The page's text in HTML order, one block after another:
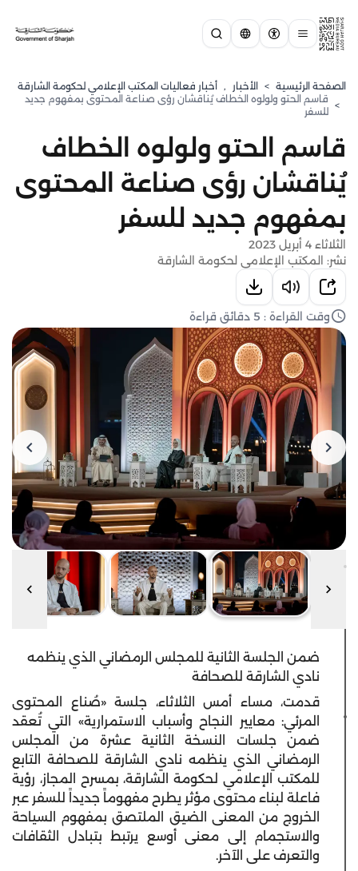
الصفحة الرئيسية > الأخبار , أخبار فعاليات المكتب الإعلامي لحكومة الشارقة
>
قاسم الحتو ولولوه الخطاف يُناقشان رؤى صناعة المحتوى بمفهوم جديد
للسفر
قاسم الحتو ولولوه الخطاف
يُناقشان رؤى صناعة المحتوى
بمفهوم جديد للسفر
الثلاثاء 4 أبريل 2023
نشر: المكتب الإعلامي لحكومة الشارقة
وقت القراءة : 5 دقائق قراءة
ضمن الجلسة الثانية للمجلس الرمضاني الذي ينظمه
نادي الشارقة للصحافة
قدمت، مساء أمس الثلاثاء، جلسة «صُناع المحتوى
المرئي: معايير النجاح وأسباب الاستمرارية» التي تُعقد
ضمن جلسات النسخة الثانية عشرة من المجلس
الرمضاني الذي ينظمه نادي الشارقة للصحافة التابع
للمكتب الإعلامي لحكومة الشارقة، بمسرح المجاز، رؤية
فاعلة لبناء محتوى مؤثر يطرح مفهوماً جديداً للسفر عبر
الخروج من المعنى الضيق الملتصق بمفهوم السياحة
والاستجمام إلى معنى أوسع يرتبط بتبادل الثقافات
والتعرف على الآخر.